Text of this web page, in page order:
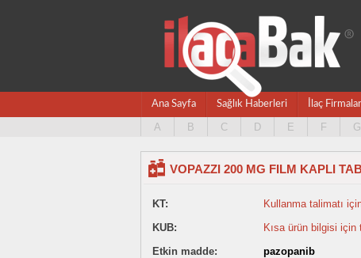
Ana Sayfa Sağlık Haberleri İlaç
A B C D E F G
VOPAZZI 200 MG FILM KAPLI
KT:
Kullanma talimatı
KUB:
Kısa ürün bilgisi için
Etkin madde:
pazopanib